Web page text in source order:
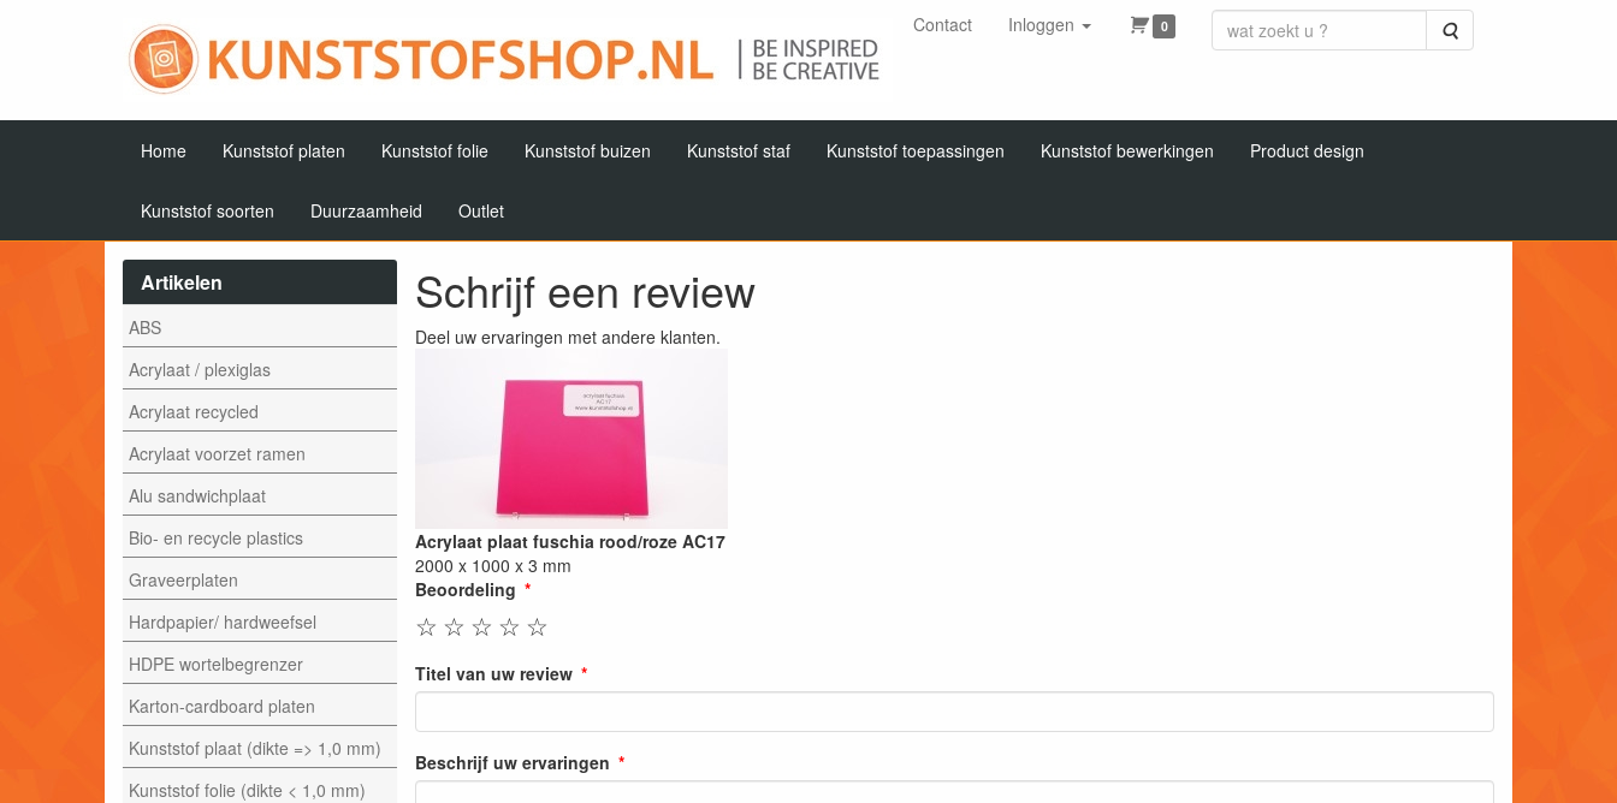
Contact Inloggen 0 Zoeken
Home Kunststof platen Kunststof folie Kunststof buizen Kunststof staf Kunststof toepassingen Kunststof bewerkingen Product design
Kunststof soorten Duurzaamheid Outlet
Artikelen
ABS
Acrylaat / plexiglas
Acrylaat recycled
Acrylaat voorzet ramen
Alu sandwichplaat
Bio- en recycle plastics
Graveerplaten
Hardpapier/ hardweefsel
HDPE wortelbegrenzer
Karton-cardboard platen
Kunststof plaat (dikte => 1,0 mm)
Kunststof folie (dikte < 1,0 mm)
Schrijf een review
Deel uw ervaringen met andere klanten.
Acrylaat plaat fuschia rood/roze AC17
2000 x 1000 x 3 mm
Beoordeling
☆
☆
☆
☆
☆
Titel van uw review
Beschrijf uw ervaringen